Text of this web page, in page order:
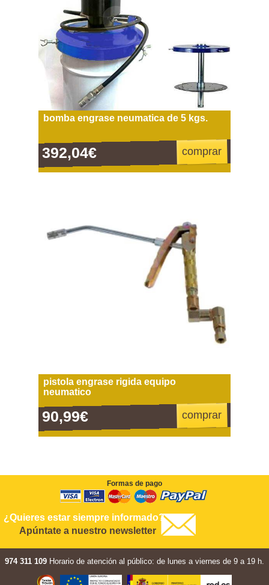
bomba engrase neumatica de 5 kgs.
392,04€ comprar
pistola engrase rigida equipo
neumatico
90,99€ comprar
Formas de pago
¿Quieres estar siempre informado?
Apúntate a nuestro newsletter
974 311 109 Horario de atención al público: de lunes a viernes de 9 a 19 h.